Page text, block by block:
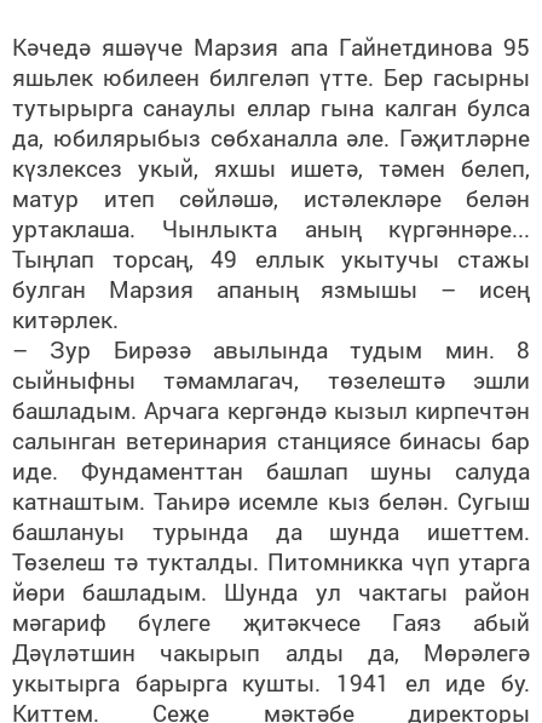
Кәчедә яшәүче Марзия апа Гайнетдинова 95
яшьлек юбилеен билгеләп үтте. Бер гасырны
тутырырга санаулы еллар гына калган булса
да, юбилярыбыз сөбханалла әле. Гәҗитләрне
күзлексез укый, яхшы ишетә, тәмен белеп,
матур итеп сөйләшә, истәлекләре белән
уртаклаша. Чынлыкта аның күргәннәре...
Тыңлап торсаң, 49 еллык укытучы стажы
булган Марзия апаның язмышы – исең
китәрлек.
– Зур Бирәзә авылында тудым мин. 8
сыйныфны тәмамлагач, төзелештә эшли
башладым. Арчага кергәндә кызыл кирпечтән
салынган ветеринария станциясе бинасы бар
иде. Фундаменттан башлап шуны салуда
катнаштым. Таһирә исемле кыз белән. Сугыш
башлануы турында да шунда ишеттем.
Төзелеш тә тукталды. Питомникка чүп утарга
йөри башладым. Шунда ул чактагы район
мәгариф бүлеге җитәкчесе Гаяз абый
Дәүләтшин чакырып алды да, Мөрәлегә
укытырга барырга кушты. 1941 ел иде бу.
Киттем. Сеҗе мәктәбе директоры